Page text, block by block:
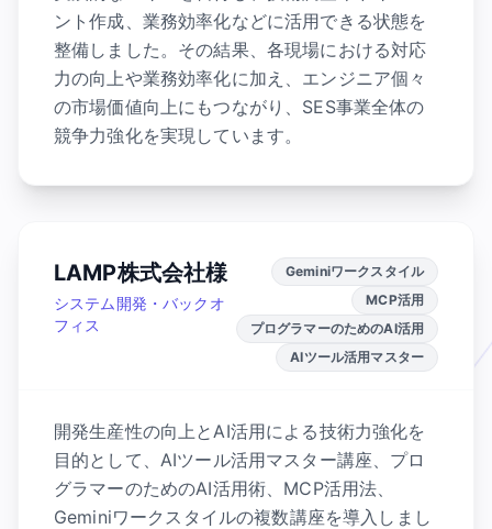
ント作成、業務効率化などに活用できる状態を
整備しました。その結果、各現場における対応
力の向上や業務効率化に加え、エンジニア個々
の市場価値向上にもつながり、SES事業全体の
競争力強化を実現しています。
LAMP株式会社様
システム開発・バックオ
フィス
Geminiワークスタイル
MCP活用
プログラマーのためのAI活用
AIツール活用マスター
開発生産性の向上とAI活用による技術力強化を
目的として、AIツール活用マスター講座、プロ
グラマーのためのAI活用術、MCP活用法、
Geminiワークスタイルの複数講座を導入しまし